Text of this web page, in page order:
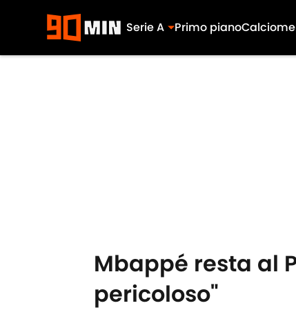
Serie A Primo piano
Mbappé resta al
pericoloso"